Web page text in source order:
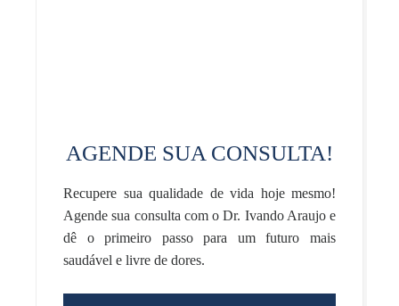
AGENDE SUA CONSULTA!
Recupere sua qualidade de vida hoje mesmo!
Agende sua consulta com o Dr. Ivando Araujo e
dê o primeiro passo para um futuro mais
saudável e livre de dores.